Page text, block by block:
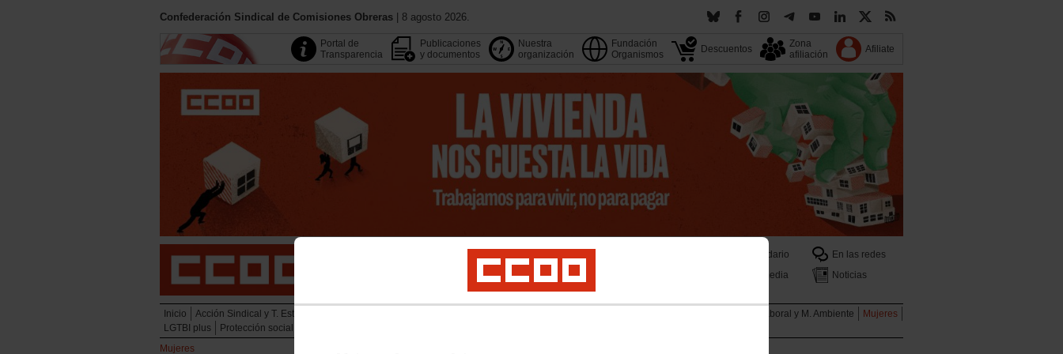
Confederación Sindical de Comisiones Obreras | 8 agosto 2026.
Portal de
Transparencia
Publicaciones
y documentos
Nuestra
organización
Fundación
Organismos
Descuentos
Zona
afiliación
Afiliate
Calendario
En las redes
Agenda
Multimedia Noticias
Inicio Acción Sindical y T. Estratégicas Salud Laboral y M. Ambiente
Mujeres
LGTBI plus
Protección social
Mujeres